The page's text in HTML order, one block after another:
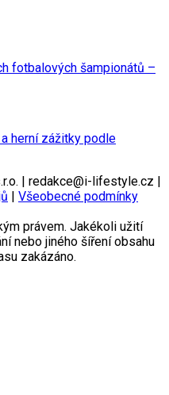
fotbalových šampionátů –
herní zážitky podle
| redakce@i-lifestyle.cz |
Všeobecné podmínky
právem. Jakékoli užití
nebo jiného šíření obsahu
zakázáno.